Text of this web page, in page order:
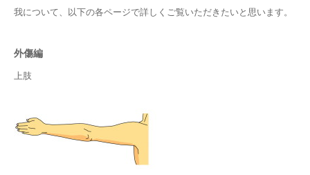
我について、以下の各ページで詳しくご覧いただきたいと思います。
外傷編
上肢